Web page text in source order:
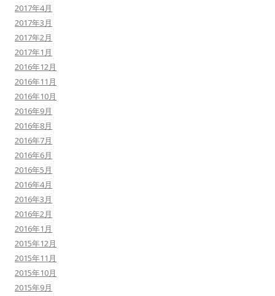
2017年4月
2017年3月
2017年2月
2017年1月
2016年12月
2016年11月
2016年10月
2016年9月
2016年8月
2016年7月
2016年6月
2016年5月
2016年4月
2016年3月
2016年2月
2016年1月
2015年12月
2015年11月
2015年10月
2015年9月